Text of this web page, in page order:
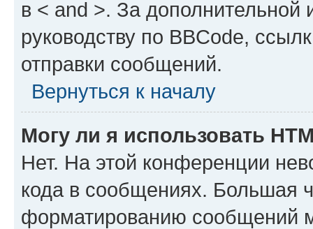
в < and >. За
руководству по BBCode,
отправки сообщений.
Вернуться к началу
Могу ли я использовать
Нет. На этой конференции
кода в сообщениях. Большая
форматированию сообщений